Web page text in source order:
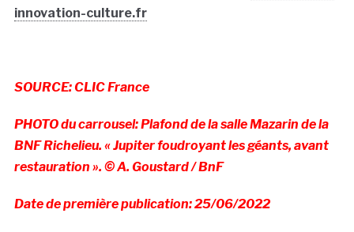
innovation-culture.fr
SOURCE: CLIC France
PHOTO du carrousel: Plafond de la salle Mazarin de la
BNF Richelieu. « Jupiter foudroyant les géants, avant
restauration ». © A. Goustard / BnF
Date de première publication: 25/06/2022